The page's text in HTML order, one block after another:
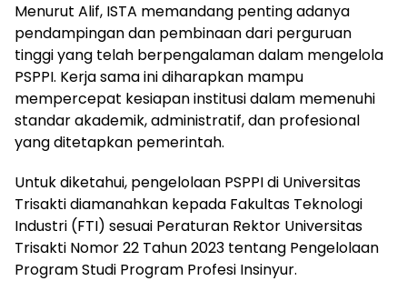
Menurut Alif, ISTA memandang penting adanya
pendampingan dan pembinaan dari perguruan
tinggi yang telah berpengalaman dalam mengelola
PSPPI. Kerja sama ini diharapkan mampu
mempercepat kesiapan institusi dalam memenuhi
standar akademik, administratif, dan profesional
yang ditetapkan pemerintah.
Untuk diketahui, pengelolaan PSPPI di Universitas
Trisakti diamanahkan kepada Fakultas Teknologi
Industri (FTI) sesuai Peraturan Rektor Universitas
Trisakti Nomor 22 Tahun 2023 tentang Pengelolaan
Program Studi Program Profesi Insinyur.